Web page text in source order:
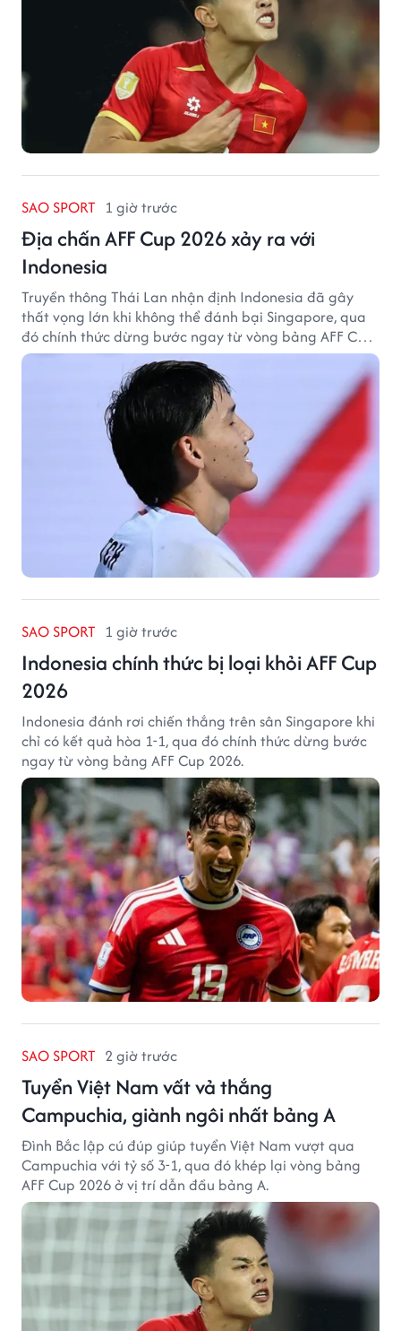
SAO SPORT 1 giờ trước
Địa chấn AFF Cup 2026 xảy ra với
Indonesia
Truyền thông Thái Lan nhận định Indonesia đã gây
thất vọng lớn khi không thể đánh bại Singapore, qua
đó chính thức dừng bước ngay từ vòng bảng AFF Cup
2026.
SAO SPORT 1 giờ trước
Indonesia chính thức bị loại khỏi AFF Cup
2026
Indonesia đánh rơi chiến thắng trên sân Singapore khi
chỉ có kết quả hòa 1-1, qua đó chính thức dừng bước
ngay từ vòng bảng AFF Cup 2026.
SAO SPORT 2 giờ trước
Tuyển Việt Nam vất vả thắng
Campuchia, giành ngôi nhất bảng A
Đình Bắc lập cú đúp giúp tuyển Việt Nam vượt qua
Campuchia với tỷ số 3-1, qua đó khép lại vòng bảng
AFF Cup 2026 ở vị trí dẫn đầu bảng A.